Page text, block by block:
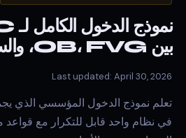
بين OB، FVG، والسيولة
Last updated: April 30, 2026
في نظام واحد قابل للتكرار مع